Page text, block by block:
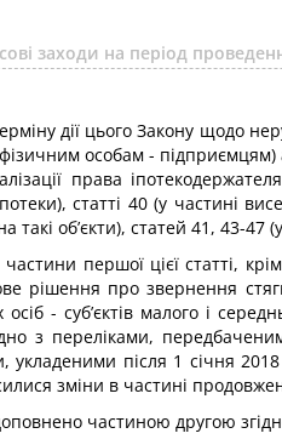
заходи на період
дії цього Закону щодо
особам - підприємцям)
права
статті 40 (у частині
такі об’єкти), статей 41, 43-
першої цієї статті,
рішення про звернення
- суб’єктів малого і
з переліками,
укладеними після 1 січня
зміни в частині
частиною другою